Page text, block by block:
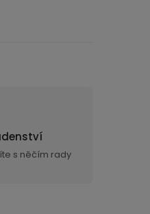
s něčím rady